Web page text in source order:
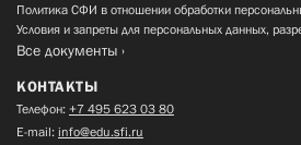
Политика СФИ в отношении обработки
Условия и запреты для персональных данных,
Все документы
КОНТАКТЫ
Телефон: +7 495 623 03 80
E-mail: info@edu.sfi.ru